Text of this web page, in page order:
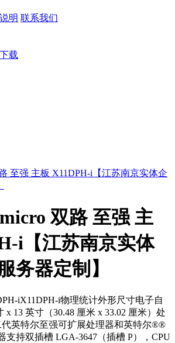
明 联系我们
载
双路 至强 主
i【江苏南京实体
务器定制】
iX11DPH-i物理统计外形尺寸电子自
x 13 英寸（30.48 厘米 x 33.02 厘米）处
英特尔至强可扩展处理器和英特尔®®
持双插槽 LGA-3647（插槽 P），CPU